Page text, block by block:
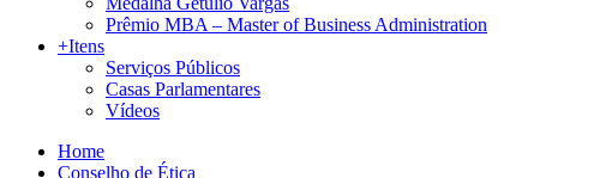
Prêmio MBA – Master of Business Administration
+Itens
Serviços Públicos
Casas Parlamentares
Vídeos
Home
Conselho de Ética